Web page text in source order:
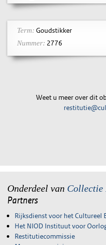
Term: Goudstikker
Nummer: 2776
Weet u meer over dit
Onderdeel van Collectie
Partners
Rijksdienst voor het Cultureel
Het NIOD Instituut voor
Restitutiecommissie